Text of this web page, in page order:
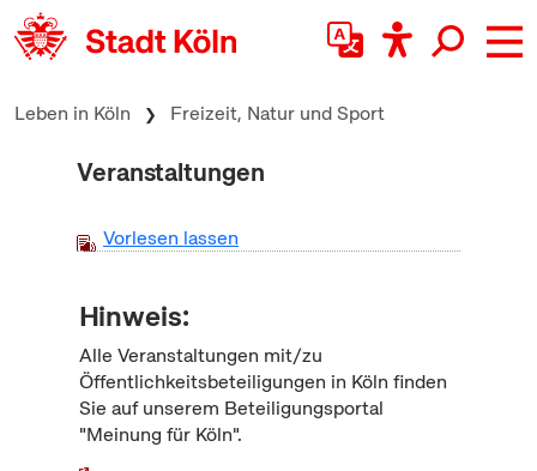
zum Inhalt springen
Leben in Köln Freizeit, Natur und Sport
Veranstaltungen
Vorlesen lassen
Hinweis:
Alle Veranstaltungen mit/zu
Öffentlichkeitsbeteiligungen in Köln finden
Sie auf unserem Beteiligungsportal
"Meinung für Köln".